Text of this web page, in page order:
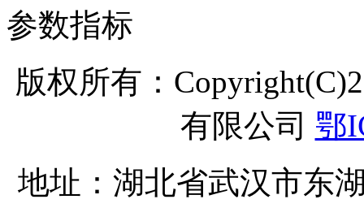
参数指标
版权所有：
有限公司 鄂
地址：湖北省武汉市东